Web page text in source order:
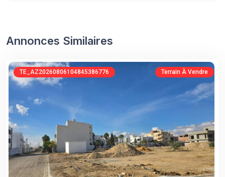
Annonces Similaires
TE_AZ20260806104845386776 Terrain À Vendre